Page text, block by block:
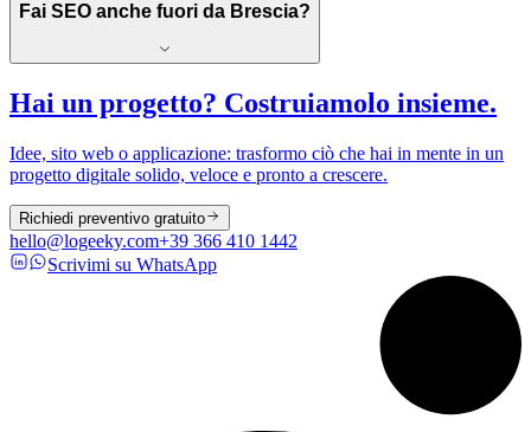
Fai SEO anche fuori da Brescia?
Hai un progetto? Costruiamolo insieme.
Idee, sito web o applicazione: trasformo ciò che hai in mente in un
progetto digitale solido, veloce e pronto a crescere.
Richiedi preventivo gratuito
hello@logeeky.com+39 366 410 1442
Scrivimi su WhatsApp